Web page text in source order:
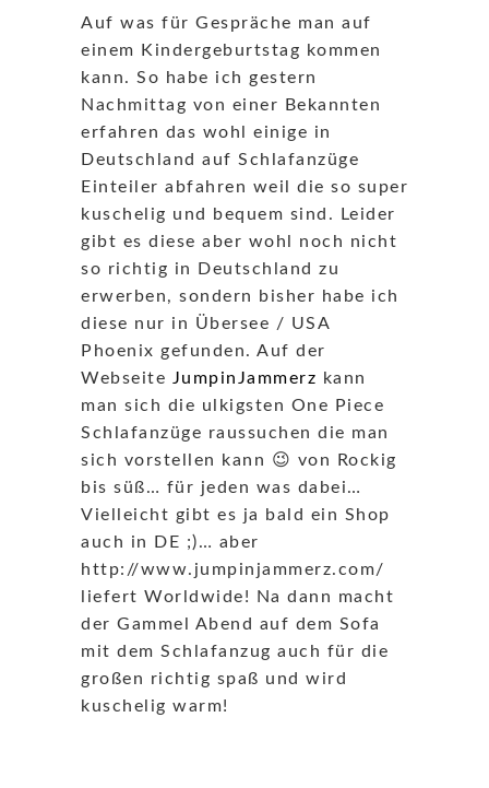
Auf was für Gespräche man auf
einem Kindergeburtstag kommen
kann. So habe ich gestern
Nachmittag von einer Bekannten
erfahren das wohl einige in
Deutschland auf Schlafanzüge
Einteiler abfahren weil die so super
kuschelig und bequem sind.
Leider
gibt es diese aber wohl noch nicht
so richtig in Deutschland zu
erwerben, sondern bisher habe ich
diese nur in Übersee / USA
Phoenix gefunden. Auf der
Webseite JumpinJammerz kann
man sich die ulkigsten One Piece
Schlafanzüge raussuchen die man
sich vorstellen kann 😉 von Rockig
bis süß… für jeden was dabei…
Vielleicht gibt es ja bald ein Shop
auch in DE ;)… aber
http://www.jumpinjammerz.com/
liefert Worldwide! Na dann macht
der Gammel Abend auf dem Sofa
mit dem Schlafanzug auch für die
großen richtig spaß und wird
kuschelig warm!